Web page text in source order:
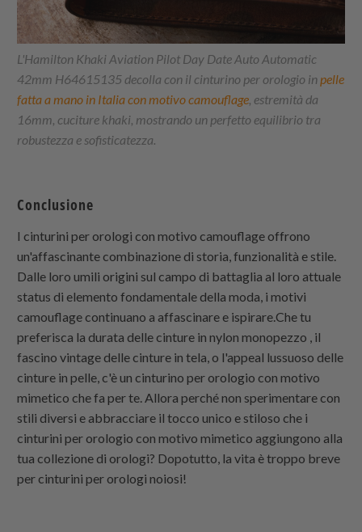
L'Hamilton Khaki Aviation Pilot Day Date Auto Automatic
42mm H64615135 decolla con il cinturino per orologio in pelle
fatta a mano in Italia con motivo camouflage , estremità da
16mm, cuciture khaki, mostrando un perfetto equilibrio tra
robustezza e sofisticatezza.
Conclusione
I cinturini per orologi con motivo camouflage offrono
un'affascinante combinazione di storia, funzionalità e stile.
Dalle loro umili origini sul campo di battaglia al loro attuale
status di elemento fondamentale della moda, i motivi
camouflage continuano a affascinare e ispirare.Che tu
preferisca la durata dellecinture in nylon monopezzo , il
fascino vintage delle cinture in tela, o l'appeal lussuoso delle
cinture in pelle, c'è un cinturino per orologio con motivo
mimetico che fa per te. Allora perché non sperimentare con
stili diversi e abbracciare il tocco unico e stiloso che i
cinturini per orologio con motivo mimetico aggiungono alla
tua collezione di orologi? Dopotutto, la vita è troppo breve
per cinturini per orologi noiosi!